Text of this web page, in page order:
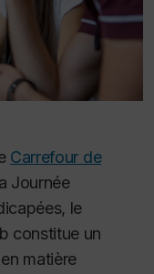
Carrefour de
Journée
le
constitue un
matière